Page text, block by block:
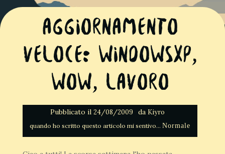
Aggiornamento
veloce: WindowsXp,
WoW, Lavoro
Pubblicato il 24/08/2009 da Kiyro
Normale